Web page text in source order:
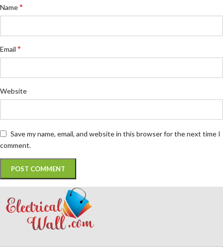
Name*
Email *
Website
Save my name, email, and website in this browser for the next time I
comment.